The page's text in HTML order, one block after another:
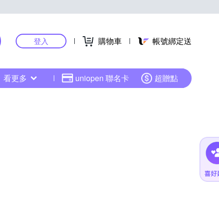
登入 購物車 帳號綁定送
看更多 uniopen 聯名卡 超贈點